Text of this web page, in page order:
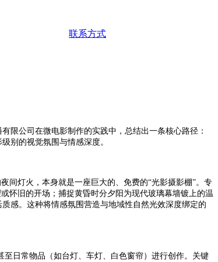
联系方式
限公司在微电影制作的实践中，总结出一条核心路径：
别的视觉氛围与情感深度。
间灯火，本身就是一座巨大的、免费的“光影摄影棚”。专
怀旧的开场；捕捉黄昏时分夕阳为现代玻璃幕墙镀上的温
感。这种将情感氛围营造与地域性自然光效深度绑定的
至日常物品（如台灯、车灯、白色窗帘）进行创作。关键